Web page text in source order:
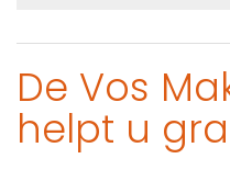
De Vos
helpt u